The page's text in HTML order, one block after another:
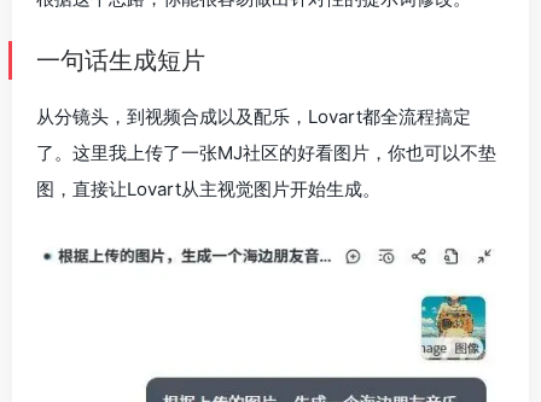
一句话生成短片
从分镜头，到视频合成以及配乐，Lovart都全流程搞定
了。这里我上传了一张MJ社区的好看图片，你也可以不垫
图，直接让Lovart从主视觉图片开始生成。